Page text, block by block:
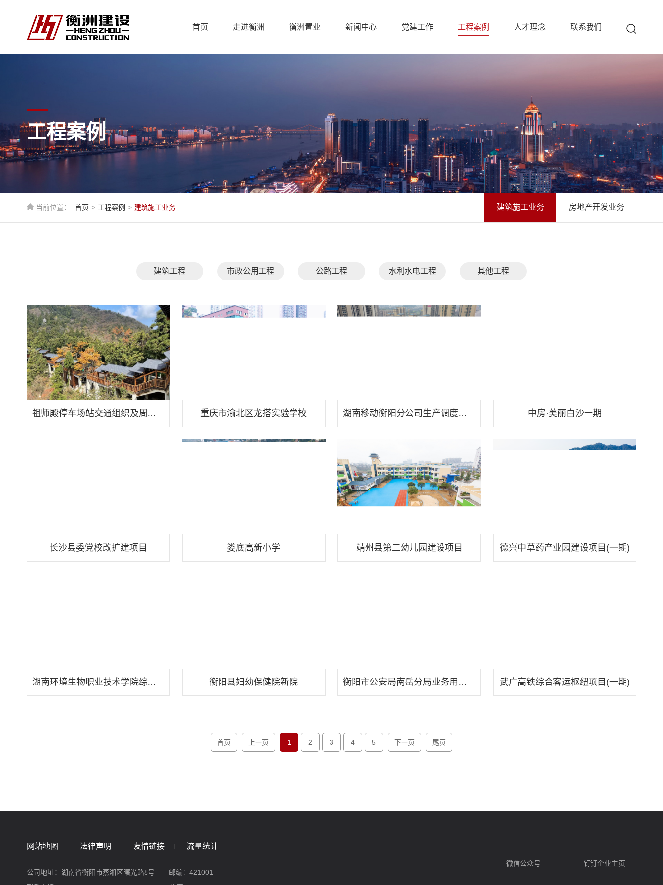
首页 走进衡洲 衡洲置业 新闻中心 党建工作 工程案例 人才理念 联系我们
工程案例
当前位置： 首页 > 工程案例 > 建筑施工业务 建筑施工业务 房地产开发业务
建筑工程 市政公用工程 公路工程 水利水电工程 其他工程
祖师殿停车场站交通组织及周边旅游配套设施提质改造项目 重庆市渝北区龙搭实验学校 湖南移动衡阳分公司生产调度用房(5G云数据中心) 中房·美丽白沙一期
长沙县委党校改扩建项目 娄底高新小学 靖州县第二幼儿园建设项目 德兴中草药产业园建设项目(一期)
湖南环境生物职业技术学院综合图书馆建设项目 衡阳县妇幼保健院新院 衡阳市公安局南岳分局业务用房及“12345”政府服务热线暨“数字衡阳”南岳区分中心信息调度指挥中心 武广高铁综合客运枢纽项目(一期)
首页 上一页 1 2 3 4 5 下一页 尾页
网站地图 法律声明 友情链接 流量统计
公司地址：湖南省衡阳市蒸湘区曙光路8号
邮编：421001
微信公众号 钉钉企业主页